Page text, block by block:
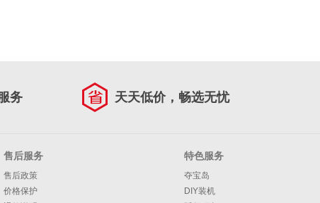
务 天天低价，畅选无忧
售后服务
售后政策
价格保护
特色服务
夺宝岛
DIY装机